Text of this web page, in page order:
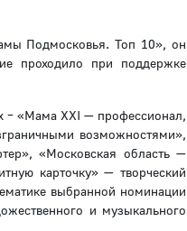
Подмосковья. Топ 10», он
проходило при поддержке
– «Мама XXI — профессионал,
возможностями»,
«Московская область —
карточку» — творческий
выбранной номинации
и музыкального